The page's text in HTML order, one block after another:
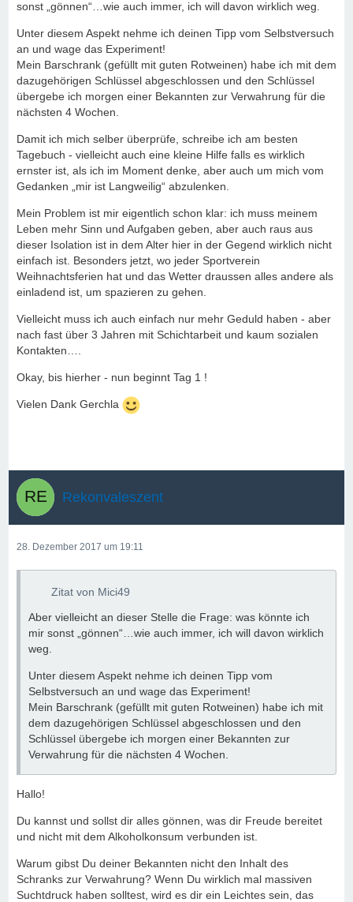
sonst „gönnen“…wie auch immer, ich will davon wirklich weg.
Unter diesem Aspekt nehme ich deinen Tipp vom Selbstversuch
an und wage das Experiment!
Mein Barschrank (gefüllt mit guten Rotweinen) habe ich mit dem
dazugehörigen Schlüssel abgeschlossen und den Schlüssel
übergebe ich morgen einer Bekannten zur Verwahrung für die
nächsten 4 Wochen.
Damit ich mich selber überprüfe, schreibe ich am besten
Tagebuch - vielleicht auch eine kleine Hilfe falls es wirklich
ernster ist, als ich im Moment denke, aber auch um mich vom
Gedanken „mir ist Langweilig“ abzulenken.
Mein Problem ist mir eigentlich schon klar: ich muss meinem
Leben mehr Sinn und Aufgaben geben, aber auch raus aus
dieser Isolation ist in dem Alter hier in der Gegend wirklich nicht
einfach ist. Besonders jetzt, wo jeder Sportverein
Weihnachtsferien hat und das Wetter draussen alles andere als
einladend ist, um spazieren zu gehen.
Vielleicht muss ich auch einfach nur mehr Geduld haben - aber
nach fast über 3 Jahren mit Schichtarbeit und kaum sozialen
Kontakten….
Okay, bis hierher - nun beginnt Tag 1 !
Vielen Dank Gerchla
Rekonvaleszent
28. Dezember 2017 um 19:11
Zitat von Mici49
Aber vielleicht an dieser Stelle die Frage: was könnte ich
mir sonst „gönnen“…wie auch immer, ich will davon wirklich
weg.
Unter diesem Aspekt nehme ich deinen Tipp vom
Selbstversuch an und wage das Experiment!
Mein Barschrank (gefüllt mit guten Rotweinen) habe ich mit
dem dazugehörigen Schlüssel abgeschlossen und den
Schlüssel übergebe ich morgen einer Bekannten zur
Verwahrung für die nächsten 4 Wochen.
Hallo!
Du kannst und sollst dir alles gönnen, was dir Freude bereitet
und nicht mit dem Alkoholkonsum verbunden ist.
Warum gibst Du deiner Bekannten nicht den Inhalt des
Schranks zur Verwahrung? Wenn Du wirklich mal massiven
Suchtdruck haben solltest, wird es dir ein Leichtes sein, das